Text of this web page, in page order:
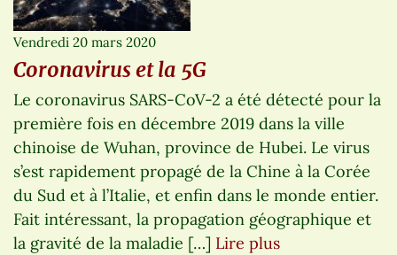
Vendredi 20 mars 2020
Coronavirus et la 5G
Le coronavirus SARS-CoV-2 a été détecté pour la
première fois en décembre 2019 dans la ville
chinoise de Wuhan, province de Hubei. Le virus
s’est rapidement propagé de la Chine à la Corée
du Sud et à l’Italie, et enfin dans le monde entier.
Fait intéressant, la propagation géographique et
la gravité de la maladie […] Lire plus